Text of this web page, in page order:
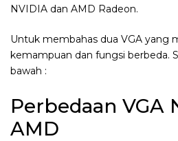
NVIDIA dan AMD Radeon.
Untuk membahas dua VGA yang
kemampuan dan fungsi berbeda.
bawah :
Perbedaan VGA
AMD